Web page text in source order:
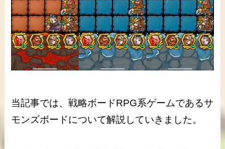
当記事では、戦略ボードRPG系ゲームであるサ
モンズボードについて解説していきました。